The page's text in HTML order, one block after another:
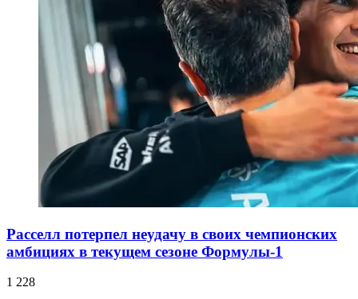
Расселл потерпел неудачу в своих чемпионских
амбициях в текущем сезоне Формулы-1
1 228